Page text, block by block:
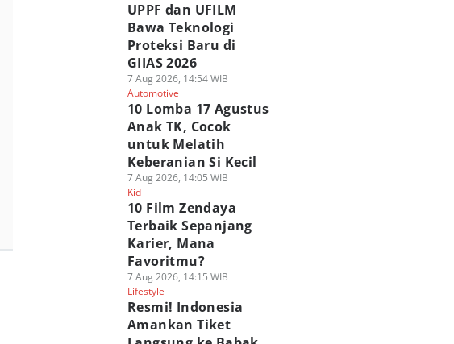
UPPF dan UFILM
Bawa Teknologi
Proteksi Baru di
GIIAS 2026
7 Aug 2026, 14:54 WIB
Automotive
10 Lomba 17 Agustus
Anak TK, Cocok
untuk Melatih
Keberanian Si Kecil
7 Aug 2026, 14:05 WIB
Kid
10 Film Zendaya
Terbaik Sepanjang
Karier, Mana
Favoritmu?
7 Aug 2026, 14:15 WIB
Lifestyle
Resmi! Indonesia
Amankan Tiket